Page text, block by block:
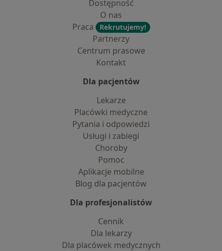
Dostępność
O nas
Praca
Rekrutujemy!
Partnerzy
Centrum prasowe
Kontakt
Dla pacjentów
Lekarze
Placówki medyczne
Pytania i odpowiedzi
Usługi i zabiegi
Choroby
Pomoc
Aplikacje mobilne
Blog dla pacjentów
Dla profesjonalistów
Cennik
Dla lekarzy
Dla placówek medycznych